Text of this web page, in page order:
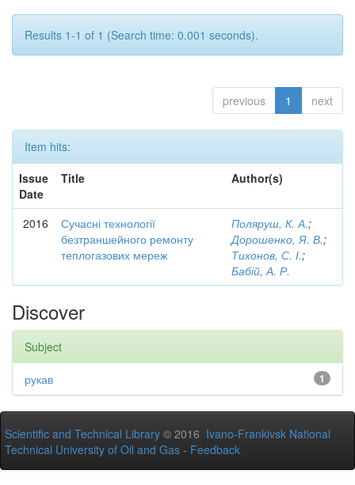
Results 1-1 of 1 (Search time: 0.001 seconds).
previous 1 next
Item hits:
Issue
Date
Title Author(s)
2016
Сучасні технології
безтраншейного ремонту
теплогазових мереж
Поляруш, К. А.;
Дорошенко, Я. В.;
Тихонов, С. І.;
Бабій, А. Р.
Discover
Subject
1
рукав
Scientific and Technical Library © 2016 Ivano-Frankivsk National
Technical University of Oil and Gas - Feedback